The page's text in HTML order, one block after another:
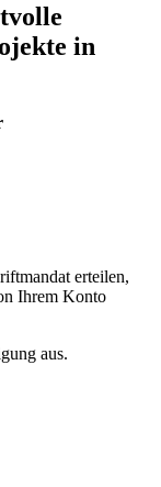
in
erteilen,
Ihrem Konto
aus.